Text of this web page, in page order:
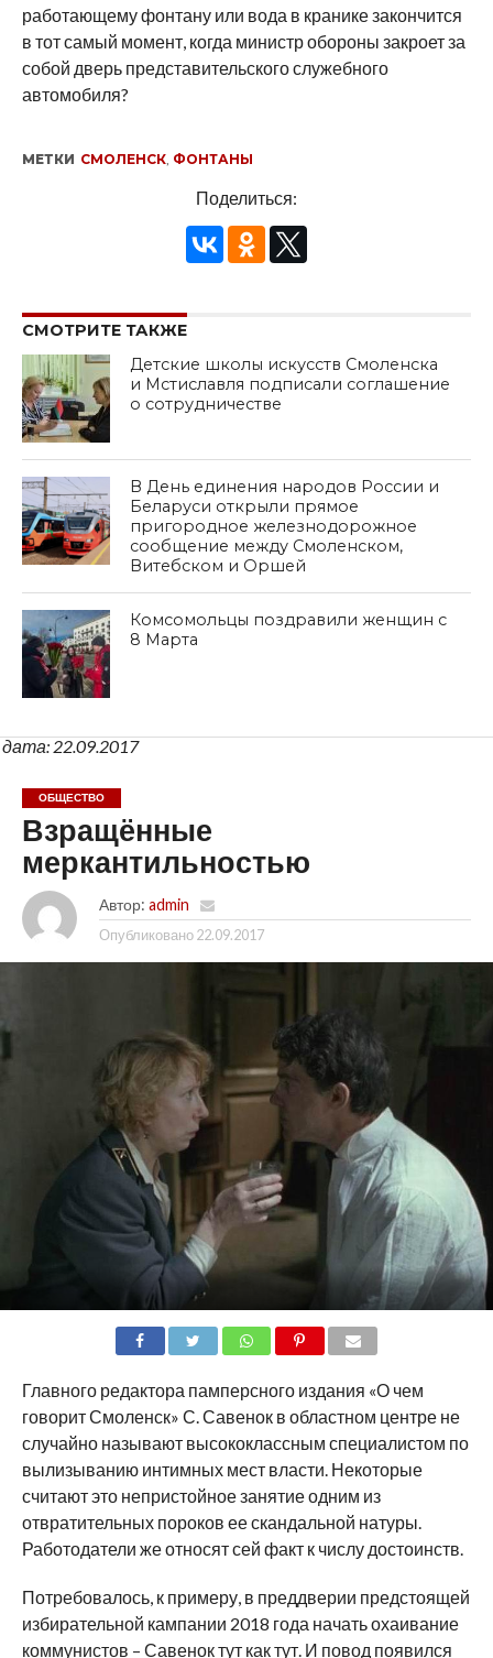
работающему фонтану или вода в кранике закончится
в тот самый момент, когда министр обороны закроет за
собой дверь представительского служебного
автомобиля?
МЕТКИ СМОЛЕНСК, ФОНТАНЫ
Поделиться:
СМОТРИТЕ ТАКЖЕ
Детские школы искусств Смоленска
и Мстиславля подписали соглашение
о сотрудничестве
В День единения народов России и
Беларуси открыли прямое
пригородное железнодорожное
сообщение между Смоленском,
Витебском и Оршей
Комсомольцы поздравили женщин с
8 Марта
дата: 22.09.2017
ОБЩЕСТВО
Взращённые
меркантильностью
Автор: admin
Опубликовано 22.09.2017
Главного редактора памперсного издания «О чем
говорит Смоленск» С. Савенок в областном центре не
случайно называют высококлассным специалистом по
вылизыванию интимных мест власти. Некоторые
считают это непристойное занятие одним из
отвратительных пороков ее скандальной натуры.
Работодатели же относят сей факт к числу достоинств.
Потребовалось, к примеру, в преддверии предстоящей
избирательной кампании 2018 года начать охаивание
коммунистов – Савенок тут как тут. И повод появился